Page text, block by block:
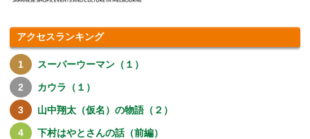
アクセスランキング
スーパーウーマン（１）
カウラ（１）
山中翔太（仮名）の物語（２）
下村はやとさんの話（前編）